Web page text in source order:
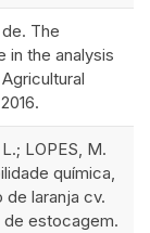
de. The
in the analysis
LOPES, M.
química,
laranja cv.
estocagem.